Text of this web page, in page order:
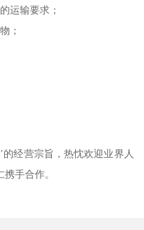
运输要求；
；
经营宗旨，热忱欢迎业界人
手合作。